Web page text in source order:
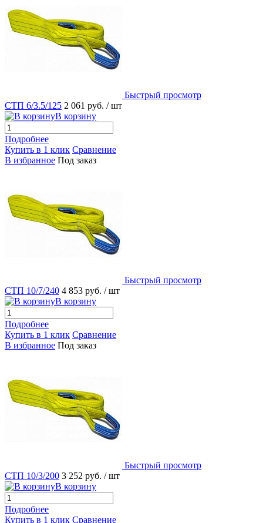
Быстрый просмотр
СТП 6/3.5/125 2 061 руб. / шт
В корзину
Подробнее
Купить в 1 клик Сравнение
В избранное Под заказ
Быстрый просмотр
СТП 10/7/240 4 853 руб. / шт
В корзину
Подробнее
Купить в 1 клик Сравнение
В избранное Под заказ
Быстрый просмотр
СТП 10/3/200 3 252 руб. / шт
В корзину
Подробнее
Купить в 1 клик Сравнение